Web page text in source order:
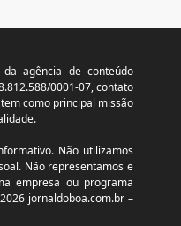
agência de conteúdo
0001-07, contato
como principal missão
Não utilizamos
Não representamos e
empresa ou programa
jornaldoboa.com.br –